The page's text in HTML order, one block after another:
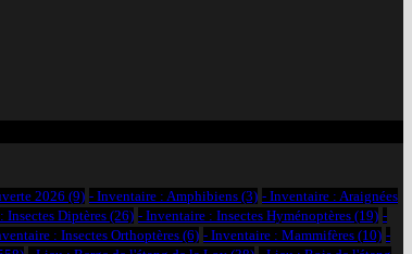
2026 (9) - Inventaire : Amphibiens (3) - Inventaire : Araignées
Insectes Diptères (26) - Inventaire : Insectes Hyménoptères (19) -
: Insectes Orthoptères(6) - Inventaire : Mammifères (10) -